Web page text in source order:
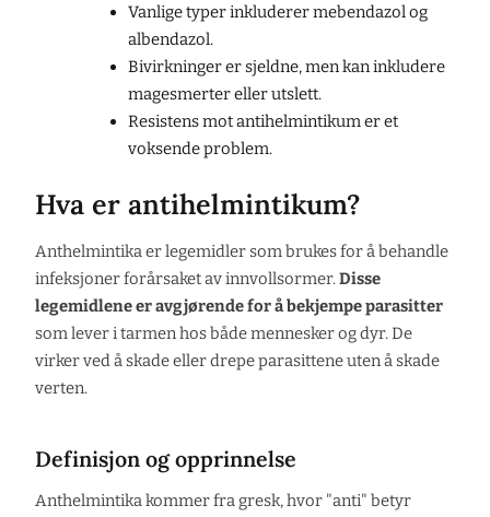
Vanlige typer inkluderer mebendazol og
albendazol.
Bivirkninger er sjeldne, men kan inkludere
magesmerter eller utslett.
Resistens mot antihelmintikum er et
voksende problem.
Hva er antihelmintikum?
Anthelmintika er legemidler som brukes for å behandle
infeksjoner forårsaket av innvollsormer.Disse
legemidlene er avgjørende for å bekjempe parasitter
som lever i tarmen hos både mennesker og dyr. De
virker ved å skade eller drepe parasittene uten å skade
verten.
Definisjon og opprinnelse
Anthelmintika kommer fra gresk, hvor "anti" betyr